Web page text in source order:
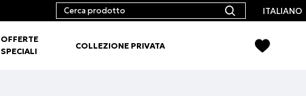
ITALIANO
OFFERTE
SPECIALI
COLLEZIONE PRIVATA